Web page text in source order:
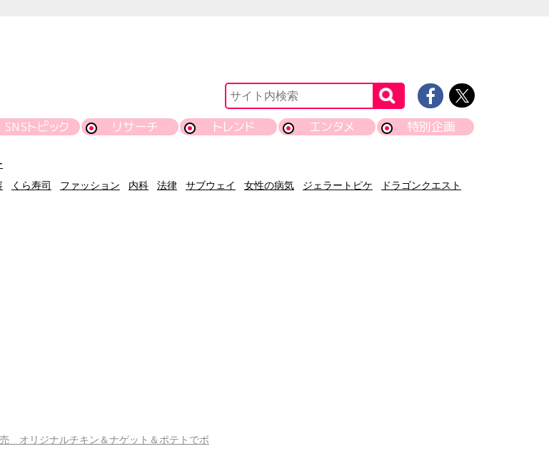
SNSトピック リサーチ トレンド エンタメ 特別企画
くら寿司 ファッション 内科 法律 サブウェイ 女性の病気 ジェラートピケ
ドラゴンクエスト
オリジナルチキン＆ナゲット＆ポテトでボ